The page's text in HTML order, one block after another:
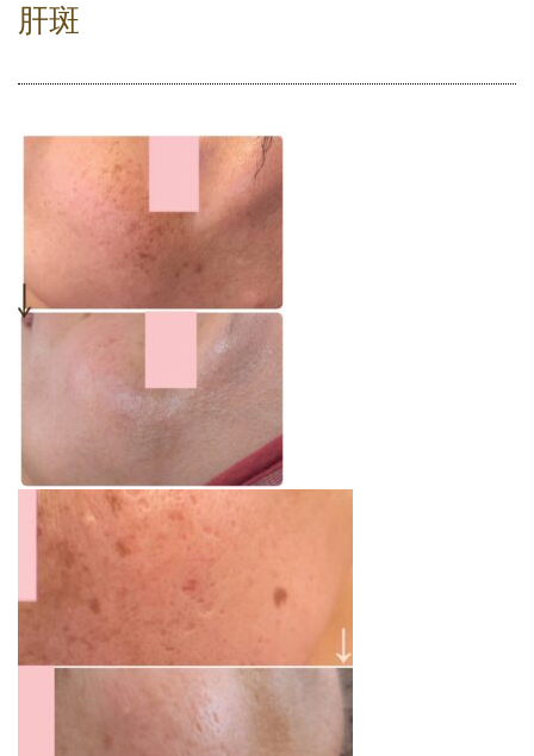
肝斑